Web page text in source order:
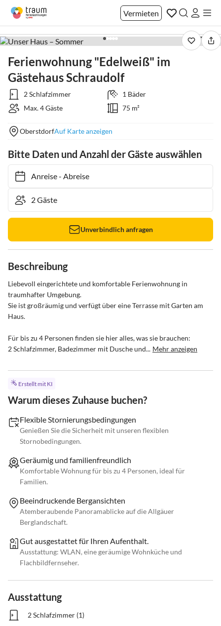
Vermieten
1 / 18
Ferienwohnung "Edelweiß" im
Gästehaus Schraudolf
2 Schlafzimmer
1 Bäder
Max. 4 Gäste
75 m²
OberstdorfAuf Karte anzeigen
Bitte Daten und Anzahl der Gäste auswählen
Anreise- Abreise
Unverbindlich anfragen
Beschreibung
Liebevoll eingerichtete und komfortable Ferienwohnung in
traumhafter Umgebung.
Sie ist großräumig und verfügt über eine Terrasse mit Garten am
Haus.
Für bis zu 4 Personen finden sie hier alles, was sie brauchen:
2 Schlafzimmer, Badezimmer mit Dusche und... Mehr anzeigen
Erstellt mit KI
Warum dieses Zuhause buchen?
Flexible Stornierungsbedingungen
Genießen Sie die Sicherheit mit unseren flexiblen
Stornobedingungen.
Geräumig und familienfreundlich
Komfortable Wohnung für bis zu 4 Personen, ideal für
Familien.
Beeindruckende Bergansichten
Atemberaubende Panoramablicke auf die Allgäuer
Berglandschaft.
Gut ausgestattet für Ihren Aufenthalt.
Ausstattung: WLAN, eine geräumige Wohnküche und
Flachbildfernseher.
Ausstattung
2 Schlafzimmer (1)